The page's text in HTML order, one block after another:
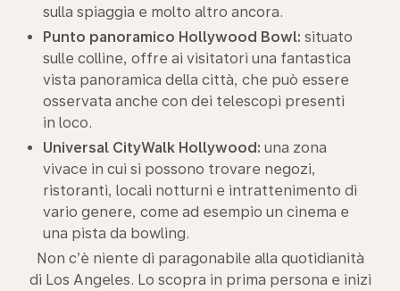
sulla spiaggia e molto altro ancora.
Punto panoramico Hollywood Bowl: situato
sulle colline, offre ai visitatori una fantastica
vista panoramica della città, che può essere
osservata anche con dei telescopi presenti
in loco.
Universal CityWalk Hollywood: una zona
vivace in cui si possono trovare negozi,
ristoranti, locali notturni e intrattenimento di
vario genere, come ad esempio un cinema e
una pista da bowling.
Non c’è niente di paragonabile alla quotidianità
di Los Angeles. Lo scopra in prima persona e inizi